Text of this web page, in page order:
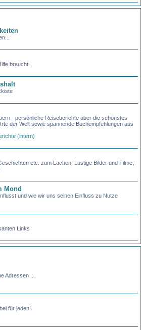
braucht.
- persönliche Reiseberichte über die schönstes
der Welt sowie spannende Buchempfehlungen aus
(intern)
etc. zum Lachen; Lustige Bilder und Filme;
Mond
und wie wir uns seinen Einfluss zu Nutze
Links
Adressen ...
für jeden!